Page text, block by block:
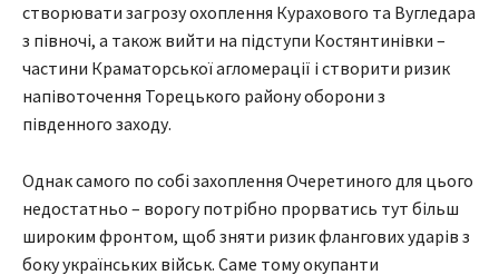
створювати загрозу охоплення Курахового та Вугледара
з півночі, а також вийти на підступи Костянтинівки –
частини Краматорської агломерації і створити ризик
напівоточення Торецького району оборони з
південного заходу.
Однак самого по собі захоплення Очеретиного для цього
недостатньо – ворогу потрібно прорватись тут більш
широким фронтом, щоб зняти ризик флангових ударів з
боку українських військ. Саме тому окупанти